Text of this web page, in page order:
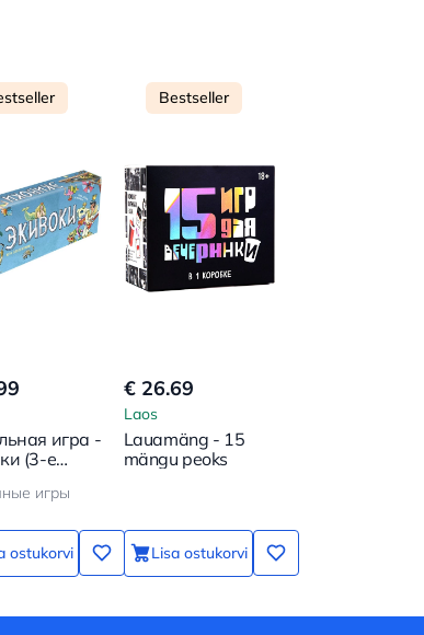
игра -
(3-е
игры
ostukorvi
Bestseller
€ 26.69
Laos
Lauamäng - 15
mängu peoks
Lisa ostukorvi